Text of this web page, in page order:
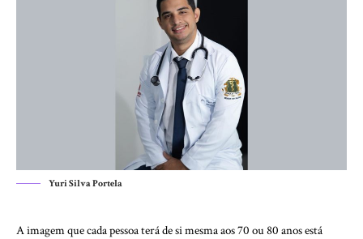
Yuri Silva Portela
A imagem que cada pessoa terá de si mesma aos 70 ou 80 anos está